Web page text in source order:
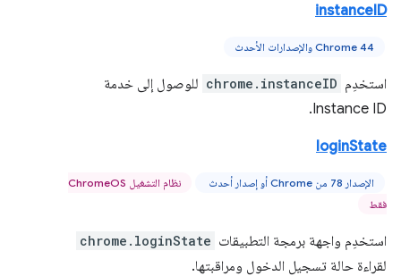
instanceID
Chrome 44 والإصدارات الأحدث
استخدِم chrome.instanceID للوصول إلى خدمة
Instance ID.
loginState
الإصدار 78 من Chrome أو إصدار أحدث
نظام التشغيل ChromeOS
فقط
استخدِم واجهة برمجة التطبيقات chrome.loginState
لقراءة حالة تسجيل الدخول ومراقبتها.